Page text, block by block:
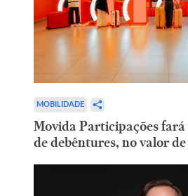
MOBILIDADE
Movida Participações fará
de debêntures, no valor de